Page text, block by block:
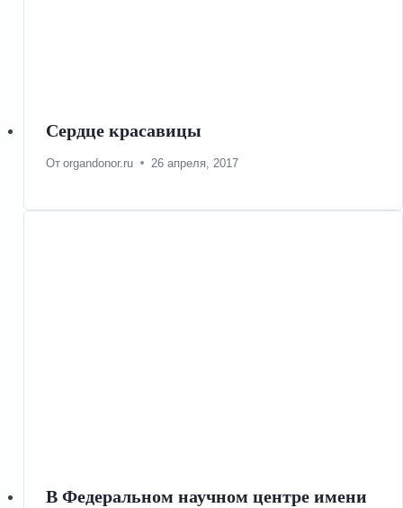
Сердце красавицы
От organdonor.ru 26 апреля, 2017
В Федеральном научном центре имени